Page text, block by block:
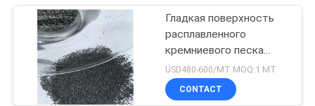
Сплавленный
цирконий из
алюминия
Гладкая поверхность
расплавленного
кремниевого песка
Форма шарика 1,95 г/
см3 1795 градусов
Рефракторность
USD480-600/MT MOQ:1 МТ
CONTACT